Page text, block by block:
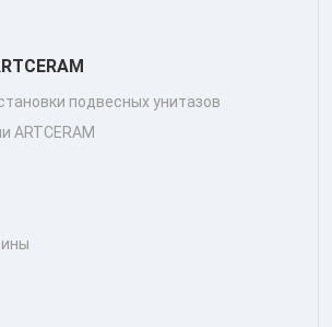
подвесных унитазов
ARTCERAM